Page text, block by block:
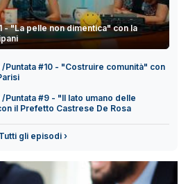
- "La pelle non dimentica" con la
Puntata #10 - "Costruire comunità" con
Puntata #9 - "Il lato umano delle
il Prefetto Castrese De Rosa
Tutti gli episodi ›